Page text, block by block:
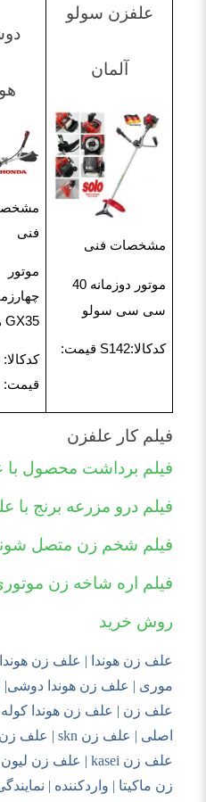
علفزن سولو
آلمان
مشخصات فنی
موتور دوزمانه 40
سی سی سولو
کدکالا:S142 قیمت:
فنی
موتور
GX35 هوندا
قیمت:
فیلم کار علفزن
فیلم برداشت محصول با
فیلم درو مزرعه برنج با
فیلم شخم زن متصل
فیلم اره شاخه زن
روش خرید
علف زن هوندا | علف زن هوندا
موری | علف زن هوندا
علف زن | علف زن هوندا
اصلی | علف زن skn | علف زن
علف زن kasei | علف زن
زن ماکیتا | واردکننده |